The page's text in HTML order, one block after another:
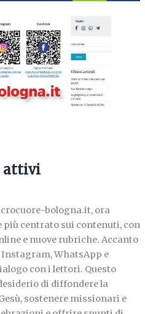
attivi
bologna.it, ora
centrato sui contenuti, con
e nuove rubriche. Accanto
WhatsApp e
con i lettori. Questo
di diffondere la
sostenere missionari e